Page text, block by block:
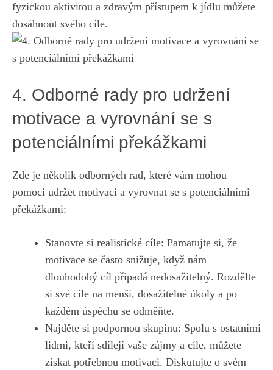
fyzickou aktivitou a ⁢zdravým přístupem k jídlu můžete ​
dosáhnout svého‌ cíle.
4. Odborné rady pro udržení
motivace a vyrovnání se s
potenciálními překážkami
Zde je několik odborných rad, které vám mohou
pomoci⁢ udržet motivaci a ⁢vyrovnat se⁤ s potenciálními
překážkami:
Stanovte si realistické cíle: Pamatujte si, že
motivace se⁢ často snižuje, když nám‌
dlouhodobý‌ cíl připadá nedosažitelný. ⁢Rozdělte‌
si své cíle⁤ na ‌menší, dosažitelné úkoly⁤ a po
každém úspěchu‌ se odměňte.
Najděte ​si podpornou skupinu: Spolu s ostatními​
lidmi, kteří sdílejí vaše ‌zájmy a cíle, můžete​
získat potřebnou motivaci. Diskutujte o​ svém